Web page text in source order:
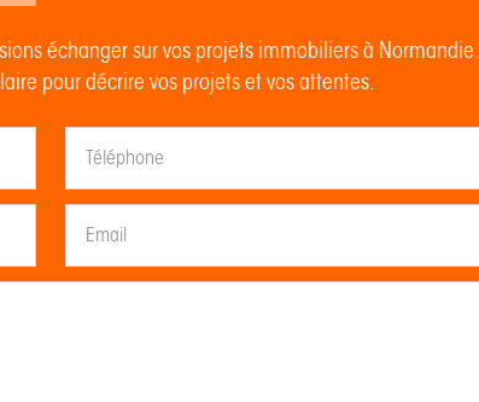
échanger sur vos projets immobiliers à Normandie.
pour décrire vos projets et vos attentes.